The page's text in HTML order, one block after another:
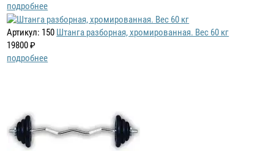
подробнее
Артикул: 150 Штанга разборная, хромированная. Вес 60 кг
19800 ₽
подробнее